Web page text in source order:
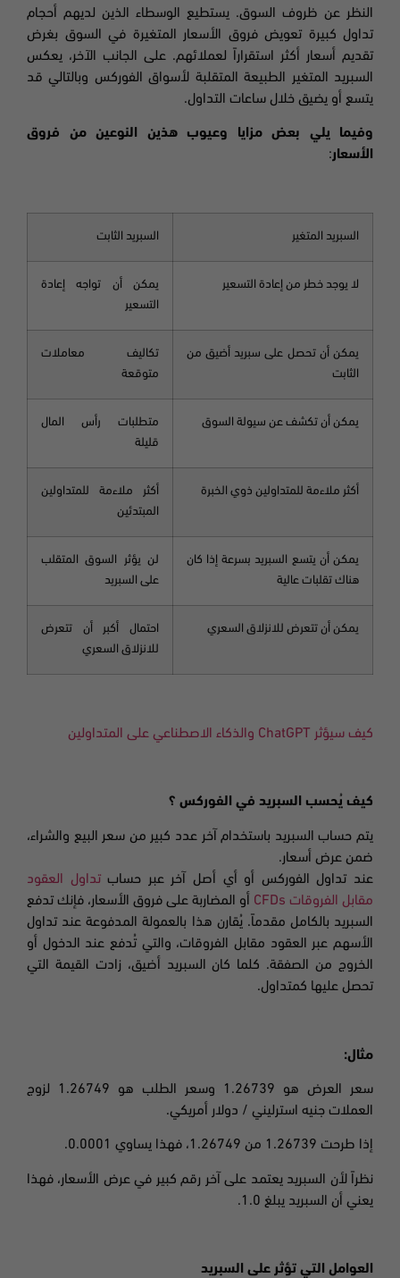
النظر عن ظروف السوق. يستطيع الوسطاء الذين لديهم أحجام
تداول كبيرة تعويض فروق الأسعار المتغيرة في السوق بغرض
تقديم أسعار أكثر استقراراً لعملائهم. على الجانب الآخر، يعكس
السبريد المتغير الطبيعة المتقلبة لأسواق الفوركس وبالتالي قد
يتسع أو يضيق خلال ساعات التداول.
وفيما يلي بعض مزايا وعيوب هذين النوعين من فروق
الأسعار:
السبريد المتغير السبريد الثابت
لا يوجد خطر من إعادة التسعير
يمكن أن تواجه إعادة
التسعير
يمكن أن تحصل على سبريد أضيق من
الثابت
تكاليف معاملات
متوقعة
يمكن أن تكشف عن سيولة السوق
متطلبات رأس المال
قليلة
أكثر ملاءمة للمتداولين ذوي الخبرة
أكثر ملاءمة للمتداولين
المبتدئين
يمكن أن يتسع السبريد بسرعة إذا كان
هناك تقلبات عالية
لن يؤثر السوق المتقلب
على السبريد
يمكن أن تتعرض للانزلاق السعري
احتمال أكبر أن تتعرض
للانزلاق السعري
كيف سيؤثر ChatGPT والذكاء الاصطناعي على المتداولين
كيف يُحسب السبريد في الفوركس ؟
يتم حساب السبريد باستخدام آخر عدد كبير من سعر البيع والشراء،
ضمن عرض أسعار.
عند تداول الفوركس أو أي أصل آخر عبر حسابتداول العقود
مقابل الفروقات
أو المضاربة على فروق الأسعار، فإنك تدفع
السبريد بالكامل مقدماً. يُقارن هذا بالعمولة المدفوعة عند تداول
الأسهم عبر العقود مقابل الفروقات، والتي تُدفع عند الدخول أو
الخروج من الصفقة. كلما كان السبريد
أضيق، زادت القيمة التي
تحصل عليها كمتداول.
مثال:
سعر العرض هو 1.26739 وسعر الطلب هو 1.26749 لزوج
العملات جنيه استرليني / دولار أمريكي.
إذا طرحت 1.26739 من 1.26749، فهذا يساوي 0.0001.
نظراً لأن السبريد يعتمد على آخر رقم كبير في عرض الأسعار، فهذا
يعني أن السبريد يبلغ
العوامل التي تؤثر على السبريد